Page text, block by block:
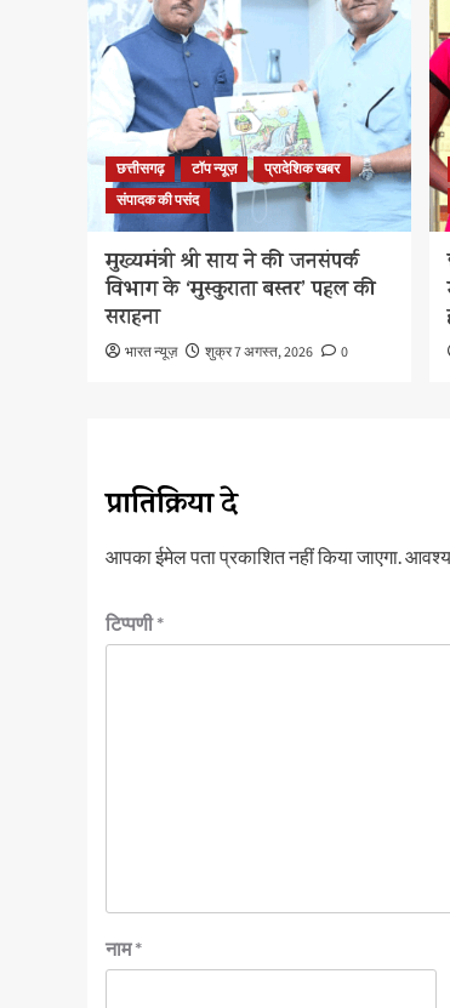
छत्तीसगढ़ टॉप न्यूज़
प्रादेशिक खबर
संपादक की पसंद
मुख्यमंत्री श्री साय ने की जनसंपर्क
विभाग के ‘मुस्कुराता बस्तर’ पहल की
सराहना
भारत न्यूज़ शुक्र 7 अगस्त, 2026 0
प्रातिक्रिया दे
आपका ईमेल पता प्रकाशित नहीं किया जाएगा.
टिप्पणी*
नाम*